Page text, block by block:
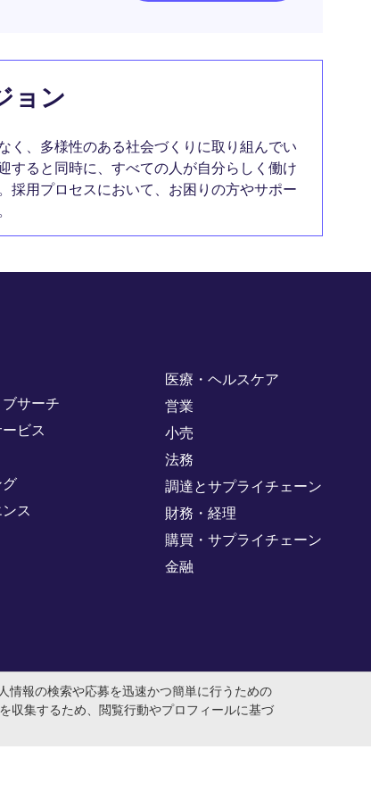
ョン
く、多様性のある社会づくりに取り組んでい
すると同時に、すべての人が自分らしく働け
採用プロセスにおいて、お困りの方やサポー
サーチ
ビス
ス
医療・ヘルスケア
営業
小売
法務
調達とサプライチェーン
財務・経理
購買・サプライチェーン
金融
情報の検索や応募を迅速かつ簡単に行うための
収集するため、閲覧行動やプロフィールに基づ